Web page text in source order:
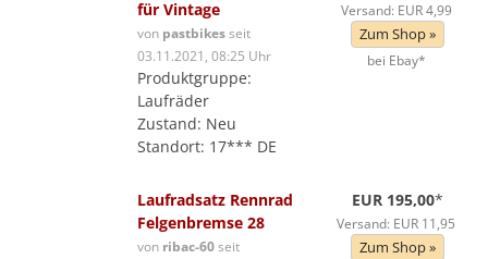
für Vintage
von pastbikesseit
03.11.2021, 08:25 Uhr
Produktgruppe:
Laufräder
Zustand: Neu
Standort: 17*** DE
Versand: EUR 4,99
Zum Shop »
bei Ebay*
Laufradsatz Rennrad
Felgenbremse 28
von ribac-60seit
EUR 195,00*
Versand: EUR 11,95
Zum Shop »